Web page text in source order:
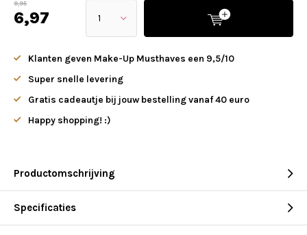
9,95
6,97
Klanten geven Make-Up Musthaves een 9,5/10
Super snelle levering
Gratis cadeautje bij jouw bestelling vanaf 40 euro
Happy shopping! :)
Productomschrijving
Specificaties